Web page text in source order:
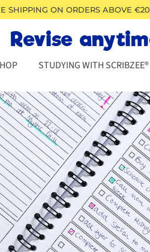
SHIPPING ON ORDERS ABOVE
STUDYING WITH SCRIBZEE®